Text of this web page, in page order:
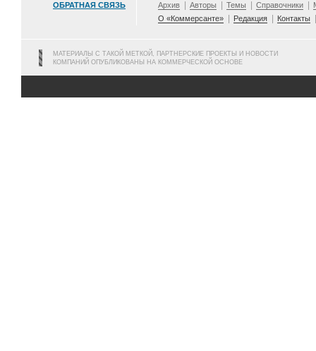
ОБРАТНАЯ СВЯЗЬ Архив Авторы Темы Справочники
О «Коммерсанте»
Редакция Контакты
МАТЕРИАЛЫ С ТАКОЙ МЕТКОЙ, ПАРТНЕРСКИЕ ПРОЕКТЫ И НОВОСТИ
КОМПАНИЙ ОПУБЛИКОВАНЫ НА КОММЕРЧЕСКОЙ ОСНОВЕ